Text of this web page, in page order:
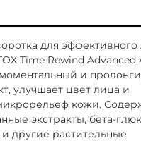
для эффективного
Time Rewind Advanced
и
улучшает цвет лица и
кожи.
экстракты, бета-
другие растительные